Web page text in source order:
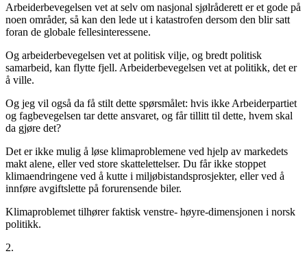
Arbeiderbevegelsen vet at selv om nasjonal sjølråderett er et gode på
noen områder, så kan den lede ut i katastrofen dersom den blir satt
foran de globale fellesinteressene.
Og arbeiderbevegelsen vet at politisk vilje, og bredt politisk
samarbeid, kan flytte fjell. Arbeiderbevegelsen vet at politikk, det er
å ville.
Og jeg vil også da få stilt dette spørsmålet: hvis ikke Arbeiderpartiet
og fagbevegelsen tar dette ansvaret, og får tillitt til dette, hvem skal
da gjøre det?
Det er ikke mulig å løse klimaproblemene ved hjelp av markedets
makt alene, eller ved store skattelettelser. Du får ikke stoppet
klimaendringene ved å kutte i miljøbistandsprosjekter, eller ved å
innføre avgiftslette på forurensende biler.
Klimaproblemet tilhører faktisk venstre- høyre-dimensjonen i norsk
politikk.
2.